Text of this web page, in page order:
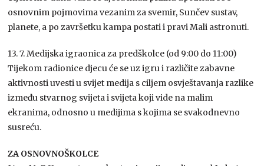
osnovnim pojmovima vezanim za svemir, Sunčev sustav,
planete, a po završetku kampa postati i pravi Mali astronuti.
13. 7. Medijska igraonica za predškolce (od 9:00 do 11:00)
Tijekom radionice djecu će se uz igru i različite zabavne
aktivnosti uvesti u svijet medija s ciljem osvještavanja razlike
između stvarnog svijeta i svijeta koji vide na malim
ekranima, odnosno u medijima s kojima se svakodnevno
susreću.
ZA OSNOVNOŠKOLCE